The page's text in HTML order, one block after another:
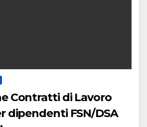
Contratti di Lavoro
dipendenti FSN/DSA